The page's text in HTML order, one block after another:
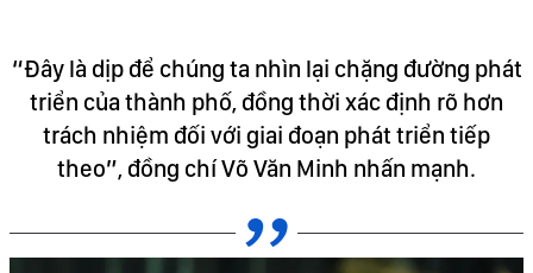
“Đây là dịp để chúng ta nhìn lại chặng đường phát
triển của thành phố, đồng thời xác định rõ hơn
trách nhiệm đối với giai đoạn phát triển tiếp
theo”, đồng chí Võ Văn Minh nhấn mạnh.